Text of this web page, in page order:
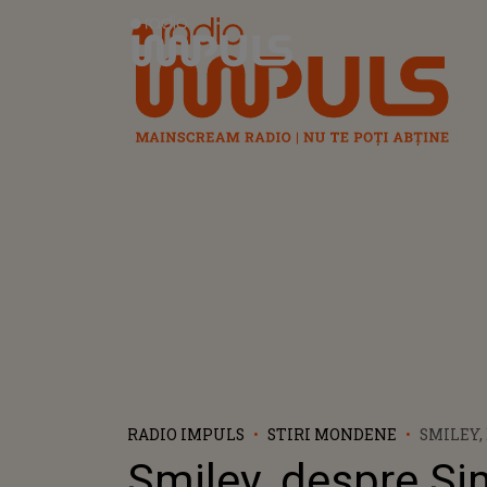
Radio Impuls
RADIO IMPULS STIRI MONDENE
SMILEY,
DIN